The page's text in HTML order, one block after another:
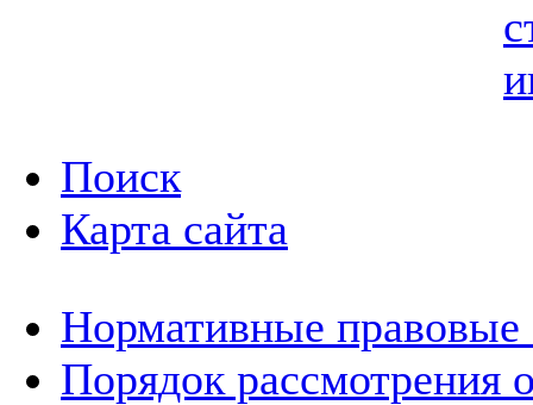
Поиск
Карта сайта
Нормативные правовые
Порядок рассмотрения